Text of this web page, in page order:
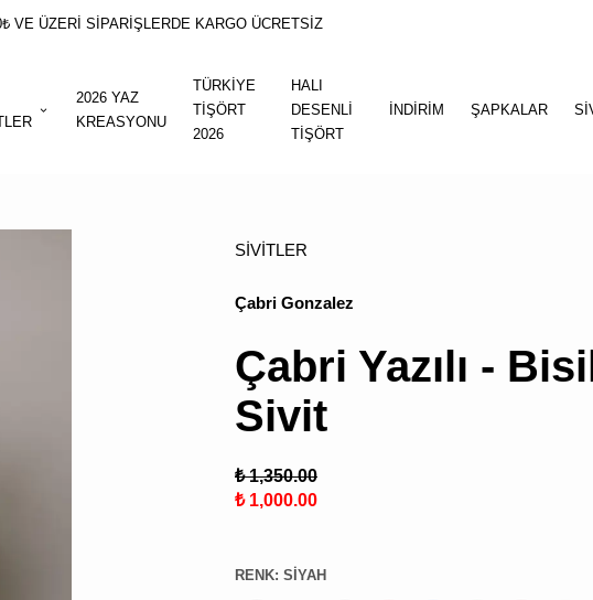
VE ÜZERİ SİPARİŞLERDE KARGO ÜCRETSİZ
2026 YAZ
KREASYONU
TÜRKİYE
TİŞÖRT
2026
HALI
DESENLİ
TİŞÖRT
İNDİRİM ŞAPKALAR
SİVİTLER
Çabri Gonzalez
Çabri Yazılı -
Sivit
₺ 1,350.00
₺ 1,000.00
RENK: SIYAH